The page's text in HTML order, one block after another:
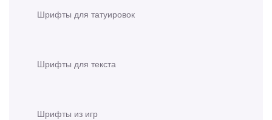
Шрифты для татуировок
Шрифты для текста
Шрифты из игр